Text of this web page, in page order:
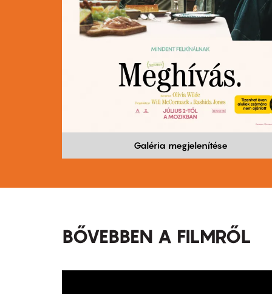
Galéria megjelenítése
BŐVEBBEN A FILMRŐL